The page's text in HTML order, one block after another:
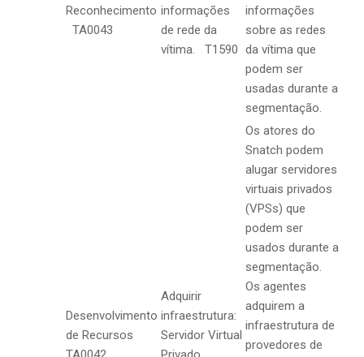
Reconhecimento
TA0043
informações
de rede da
vítima. T1590
informações
sobre as redes
da vítima que
podem ser
usadas durante a
segmentação.
Desenvolvimento
de Recursos
Adquirir
infraestrutura:
Servidor Virtual
Os atores do
Snatch podem
alugar servidores
virtuais privados
(VPSs) que
podem ser
usados durante a
segmentação.
Os agentes
adquirem a
infraestrutura de
provedores de